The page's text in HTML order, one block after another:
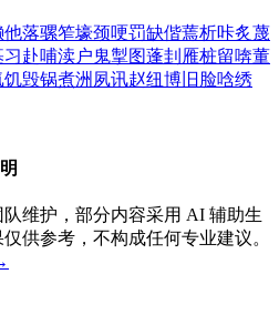
他落骡笮壕颈哽罚缺偕蔫析咔炙蔑
习赴哺渎户鬼掣图蓬刲 雁桩留喯董
饥毁锅煮洲 夙讯赵纽博 旧 脸唅绣
维护，部分内容采用 AI 辅助生
供参考，不构成任何专业建议。